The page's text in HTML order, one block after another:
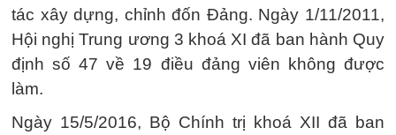
tác xây dựng, chỉnh đốn Đảng. Ngày 1/11/2011,
Hội nghị Trung ương 3 khoá XI đã ban hành Quy
định số 47 về 19 điều đảng viên không được
làm.
Ngày 15/5/2016, Bộ Chính trị khoá XII đã ban